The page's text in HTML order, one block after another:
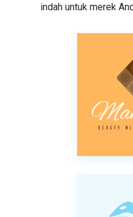
indah untuk merek